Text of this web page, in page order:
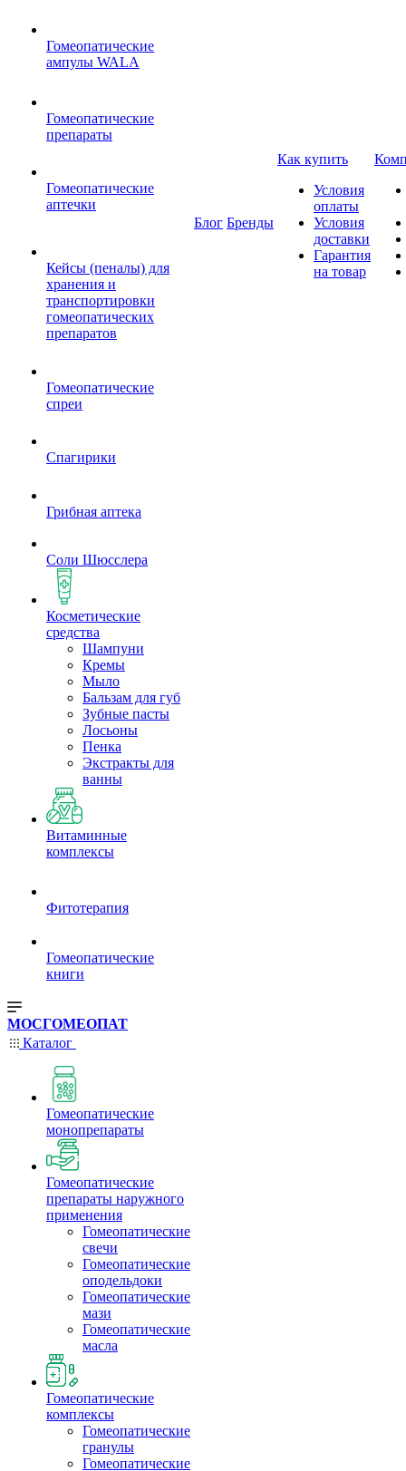
Гомеопатические
ампулы WALA
Гомеопатические
препараты
Гомеопатические
аптечки
Кейсы (пеналы) для
хранения и
транспортировки
гомеопатических
препаратов
Гомеопатические
спреи
Спагирики
Грибная аптека
Соли Шюсслера
Косметические
средства
Шампуни
Кремы
Мыло
Бальзам для губ
Зубные пасты
Лосьоны
Пенка
Экстракты для
ванны
Витаминные
комплексы
Фитотерапия
Гомеопатические
книги
Блог Бренды
Как купить
Условия
оплаты
Условия
доставки
Гарантия
на товар
МОСГОМЕОПАТ
Каталог
Гомеопатические
монопрепараты
Гомеопатические
препараты наружного
применения
Гомеопатические
свечи
Гомеопатические
оподельдоки
Гомеопатические
мази
Гомеопатические
масла
Гомеопатические
комплексы
Гомеопатические
гранулы
Гомеопатические